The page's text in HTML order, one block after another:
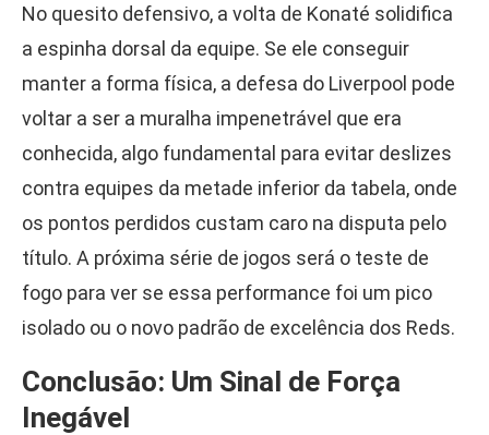
No quesito defensivo, a volta de Konaté solidifica
a espinha dorsal da equipe. Se ele conseguir
manter a forma física, a defesa do Liverpool pode
voltar a ser a muralha impenetrável que era
conhecida, algo fundamental para evitar deslizes
contra equipes da metade inferior da tabela, onde
os pontos perdidos custam caro na disputa pelo
título. A próxima série de jogos será o teste de
fogo para ver se essa performance foi um pico
isolado ou o novo padrão de excelência dos Reds.
Conclusão: Um Sinal de Força
Inegável